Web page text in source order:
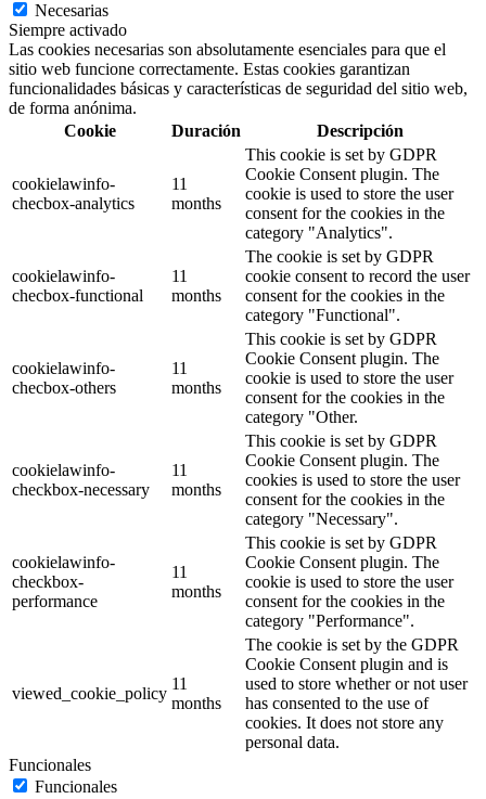
Necesarias
Siempre activado
Las cookies necesarias son absolutamente esenciales para que el
sitio web funcione correctamente. Estas cookies garantizan
funcionalidades básicas y características de seguridad del sitio web,
de forma anónima.
Cookie
Duración Descripción
cookielawinfo-
checbox-analytics
11
months
This cookie is set by GDPR
Cookie Consent plugin. The
cookie is used to store the user
consent for the cookies in the
category "Analytics".
cookielawinfo-
checbox-functional
11
months
The cookie is set by GDPR
cookie consent to record the user
consent for the cookies in the
category "Functional".
cookielawinfo-
checbox-others
11
months
This cookie is set by GDPR
Cookie Consent plugin. The
cookie is used to store the user
consent for the cookies in the
category "Other.
cookielawinfo-
checkbox-necessary
11
months
This cookie is set by GDPR
Cookie Consent plugin. The
cookies is used to store the user
consent for the cookies in the
category "Necessary".
cookielawinfo-
checkbox-
performance
11
months
This cookie is set by GDPR
Cookie Consent plugin. The
cookie is used to store the user
consent for the cookies in the
category "Performance".
viewed_cookie_policy
11
months
The cookie is set by the GDPR
Cookie Consent plugin and is
used to store whether or not user
has consented to the use of
cookies. It does not store any
personal data.
Funcionales
Funcionales